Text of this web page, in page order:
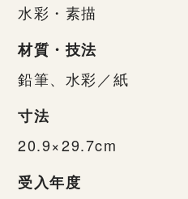
水彩・素描
材質・技法
鉛筆、水彩／紙
寸法
20.9×29.7cm
受入年度